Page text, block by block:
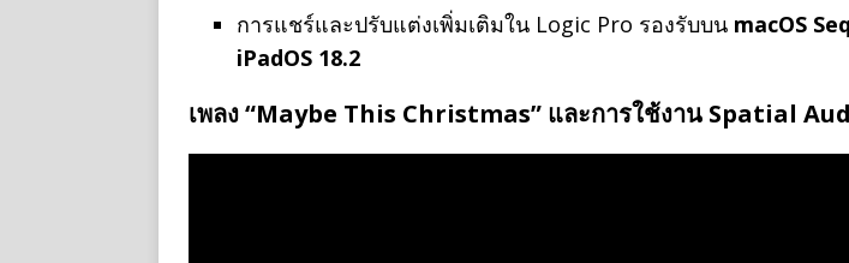
การแชร์และปรับแต่งเพิ่มเติมใน Logic Pro รองรับบน macOS
iPadOS 18.2
เพลง “Maybe This Christmas” และการใช้งาน Spatial